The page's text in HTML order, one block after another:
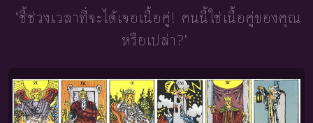
"ชี้ช่วงเวลาที่จะได้เจอเนื้อคู่! คนนี้ใช่เนื้อคู่ของคุณ
หรือเปล่า?"